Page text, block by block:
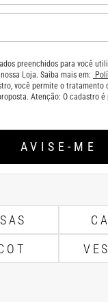
preenchidos para você
Loja. Saiba mais em:
você permite o tratamento
Atenção: O cadastro é
AVISE-ME